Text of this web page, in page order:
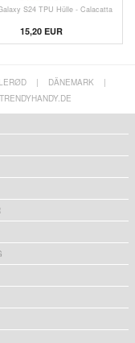
S24 TPU Hülle - Calacatta
15,20 EUR
| DÄNEMARK
|